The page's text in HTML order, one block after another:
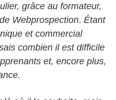
grâce au formateur,
Webprospection. Étant
et commercial
combien il est difficile
et, encore plus,